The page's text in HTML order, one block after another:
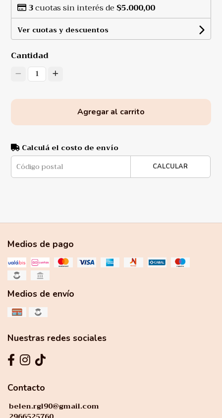
3cuotas sin interés de $5.000,00
Ver cuotas y descuentos
Cantidad
1
Agregar al carrito
Calculá el costo de envío
CALCULAR
Medios de pago
Medios de envío
Nuestras redes sociales
Contacto
belen.rgl90@gmail.com